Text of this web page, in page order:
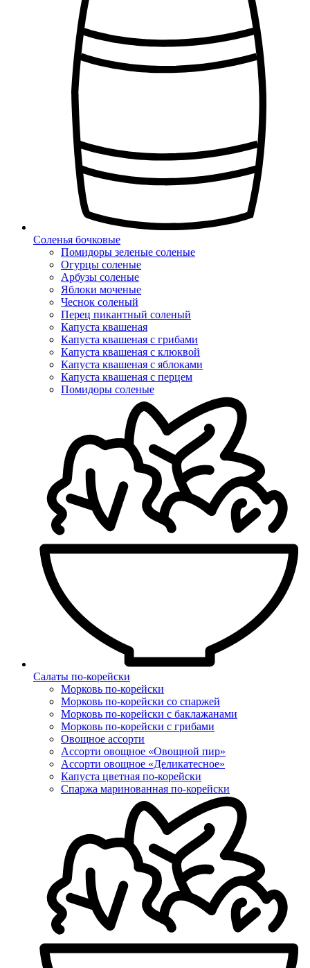
Соленья бочковые
Помидоры зеленые соленые
Огурцы соленые
Арбузы соленые
Яблоки моченые
Чеснок соленый
Перец пикантный соленый
Капуста квашеная
Капуста квашеная с грибами
Капуста квашеная с клюквой
Капуста квашеная с яблоками
Капуста квашеная с перцем
Помидоры соленые
Салаты по-корейски
Морковь по-корейски
Морковь по-корейски со спаржей
Морковь по-корейски с баклажанами
Морковь по-корейски с грибами
Овощное ассорти
Ассорти овощное «Овощной пир»
Ассорти овощное «Деликатесное»
Капуста цветная по-корейски
Спаржа маринованная по-корейски